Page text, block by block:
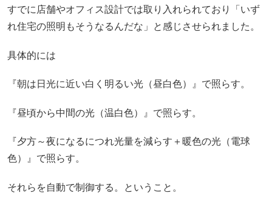
すでに店舗やオフィス設計では取り入れられており「いず
れ住宅の照明もそうなるんだな」と感じさせられました。
具体的には
『朝は日光に近い白く明るい光（昼白色）』で照らす。
『昼頃から中間の光（温白色）』で照らす。
『夕方～夜になるにつれ光量を減らす＋暖色の光（電球
色）』で照らす。
それらを自動で制御する。ということ。